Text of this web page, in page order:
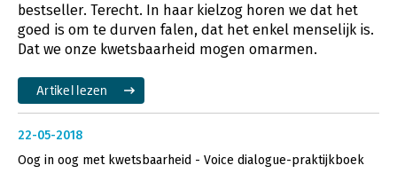
bestseller. Terecht. In haar kielzog horen we dat het
goed is om te durven falen, dat het enkel menselijk is.
Dat we onze kwetsbaarheid mogen omarmen.
Artikel lezen
22-05-2018
Oog in oog met kwetsbaarheid - Voice dialogue-praktijkboek